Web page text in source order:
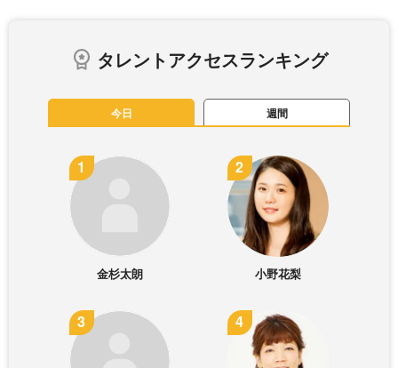
タレントアクセスランキング
今日 週間
金杉太朗 小野花梨